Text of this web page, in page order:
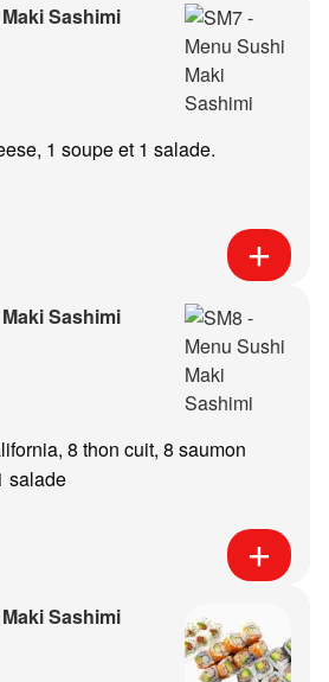
Sashimi
1 soupe et 1 salade.
Sashimi
8 thon cuit, 8 saumon
salade
Sashimi